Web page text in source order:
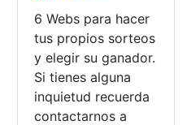
Popular,Resultados,Sorteo
6 Webs para hacer
tus propios sorteos
y elegir su ganador.
Si tienes alguna
inquietud recuerda
contactarnos a